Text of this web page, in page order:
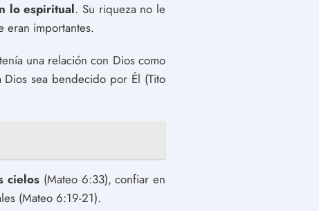
lo espiritual. Su riqueza no le
eran importantes.
una relación con Dios como
sea bendecido por Él (Tito
cielos (Mateo 6:33), confiar en
(Mateo 6:19-21).